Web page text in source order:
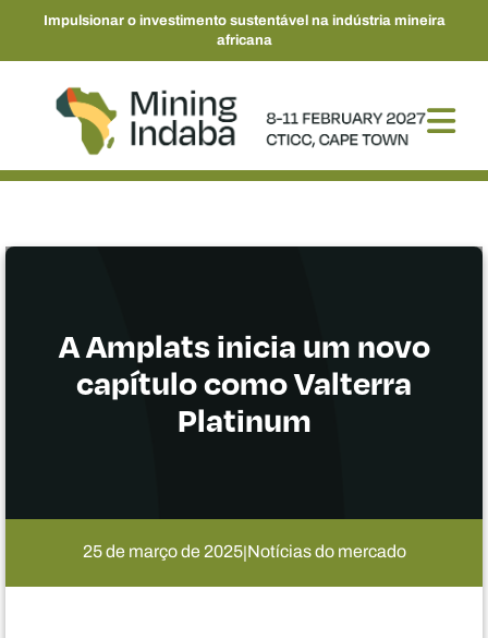
Impulsionar o investimento sustentável na indústria mineira
africana
A Amplats inicia um novo
capítulo como Valterra
Platinum
25 de março de 2025|Notícias do mercado